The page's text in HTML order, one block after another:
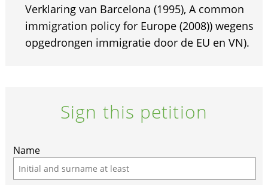
Verklaring van Barcelona (1995), A common
immigration policy for Europe (2008)) wegens
opgedrongen immigratie door de EU en VN).
Sign this petition
Name